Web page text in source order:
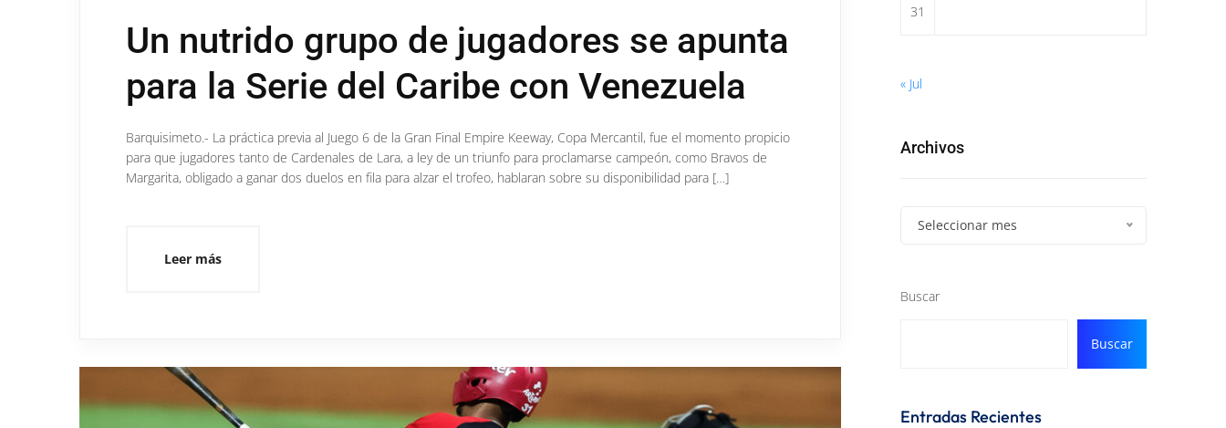
Un nutrido grupo de jugadores se apunta
para la Serie del Caribe con Venezuela
Barquisimeto.- La práctica previa al Juego 6 de la Gran Final Empire Keeway, Copa Mercantil, fue el momento propicio
para que jugadores tanto de Cardenales de Lara, a ley de un triunfo para proclamarse campeón, como Bravos de
Margarita, obligado a ganar dos duelos en fila para alzar el trofeo, hablaran sobre su disponibilidad para […]
Leer más
31
« Jul
Archivos
Seleccionar mes
Buscar
Buscar
Entradas Recientes